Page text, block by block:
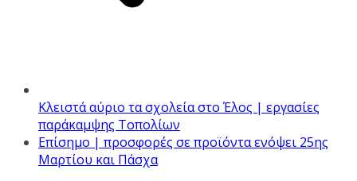
Κλειστά αύριο τα σχολεία στο Έλος | εργασίες
παράκαμψης Τοπολίων
Επίσημο | προσφορές σε προϊόντα ενόψει 25ης
Μαρτίου και Πάσχα